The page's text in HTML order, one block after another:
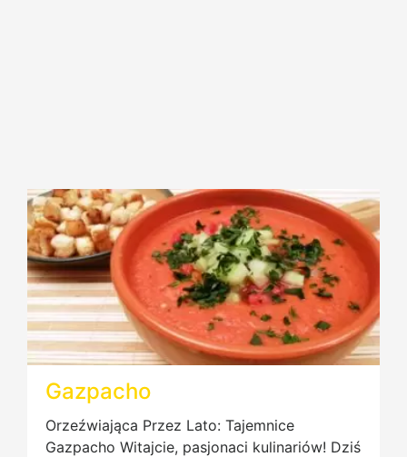
Gazpacho
Orzeźwiająca Przez Lato: Tajemnice
Gazpacho Witajcie, pasjonaci kulinariów! Dziś